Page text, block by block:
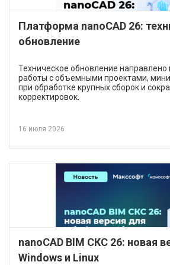
Платформа nanoCAD 26:
обновление
Техническое обновление направлено
работы с объемными проектами,
при обработке крупных сборок и
корректировок.
16 июля 2026
nanoCAD BIM СКС 26: новая
Windows и Linux